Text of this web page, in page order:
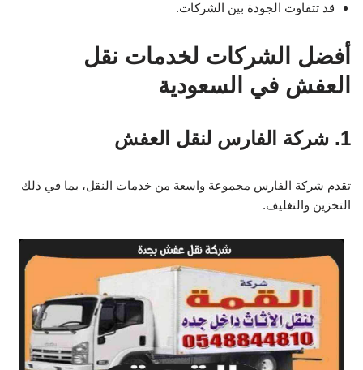
قد تتفاوت الجودة بين الشركات.
أفضل الشركات لخدمات نقل
العفش في السعودية
1. شركة الفارس لنقل العفش
تقدم شركة الفارس مجموعة واسعة من خدمات النقل، بما في ذلك
التخزين والتغليف.